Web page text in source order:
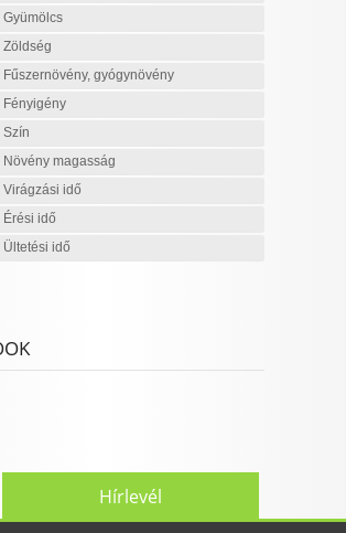
Gyümölcs
Zöldség
Fűszernövény, gyógynövény
Fényigény
Szín
Növény magasság
Virágzási idő
Érési idő
Ültetési idő
Hírlevél